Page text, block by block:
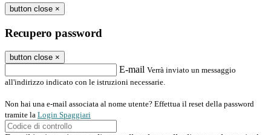
button close ×
Recupero password
button close ×
E-mail Verrà inviato un messaggio
all'indirizzo indicato con le istruzioni necessarie.
Non hai una e-mail associata al nome utente? Effettua il reset della password
tramite la Login Spaggiari